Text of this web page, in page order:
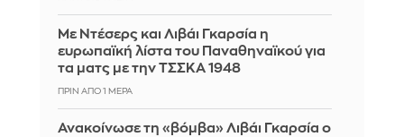
Με Ντέσερς και Λιβάι Γκαρσία η
ευρωπαϊκή λίστα του Παναθηναϊκού για
τα ματς με την ΤΣΣΚΑ 1948
ΠΡΙΝ ΑΠΌ 1 ΜΈΡΑ
Ανακοίνωσε τη «βόμβα» Λιβάι Γκαρσία ο